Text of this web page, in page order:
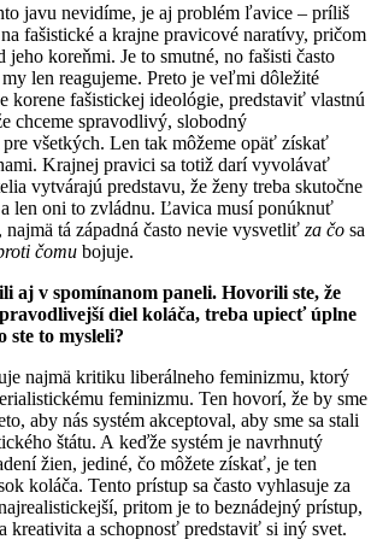
javu nevidíme, je aj problém ľavice – príliš
fašistické a krajne pravicové naratívy, pričom
jeho koreňmi. Je to smutné, no fašisti často
len reagujeme. Preto je veľmi dôležité
korene fašistickej ideológie, predstaviť vlastnú
chceme spravodlivý, slobodný
všetkých. Len tak môžeme opäť získať
Krajnej pravici sa totiž darí vyvolávať
vytvárajú predstavu, že ženy treba skutočne
len oni to zvládnu. Ľavica musí ponúknuť
tá západná často nevie vysvetliť za čo sa
čomu bojuje.
aj v spomínanom paneli. Hovorili ste, že
diel koláča, treba upiecť úplne
ste to mysleli?
najmä kritiku liberálneho feminizmu, ktorý
feminizmu. Ten hovorí, že by sme
aby nás systém akceptoval, aby sme sa stali
štátu. A keďže systém je navrhnutý
žien, jediné, čo môžete získať, je ten
koláča. Tento prístup sa často vyhlasuje za
pritom je to beznádejný prístup,
kreativita a schopnosť predstaviť si iný svet.